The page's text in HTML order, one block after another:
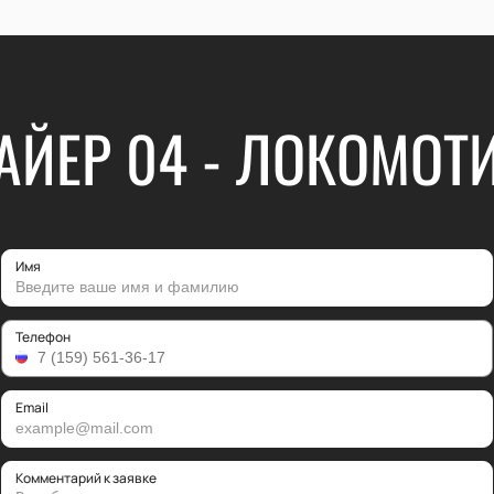
04 -
Имя
Телефон
Email
Комментарий к заявке